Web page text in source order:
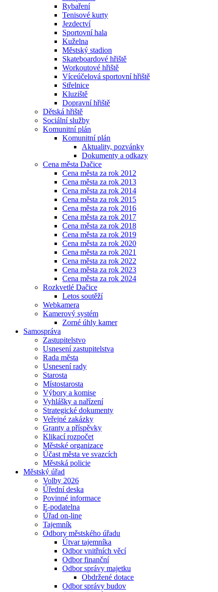
Rybaření
Tenisové kurty
Jezdectví
Sportovní hala
Kuželna
Městský stadion
Skateboardové hřiště
Workoutové hřiště
Víceúčelová sportovní hřiště
Střelnice
Kluziště
Dopravní hřiště
Dětská hřiště
Sociální služby
Komunitní plán
Komunitní plán
Aktuality, pozvánky
Dokumenty a odkazy
Cena města Dačice
Cena města za rok 2012
Cena města za rok 2013
Cena města za rok 2014
Cena města za rok 2015
Cena města za rok 2016
Cena města za rok 2017
Cena města za rok 2018
Cena města za rok 2019
Cena města za rok 2020
Cena města za rok 2021
Cena města za rok 2022
Cena města za rok 2023
Cena města za rok 2024
Rozkvetlé Dačice
Letos soutěží
Webkamera
Kamerový systém
Zorné úhly kamer
Samospráva
Zastupitelstvo
Usnesení zastupitelstva
Rada města
Usnesení rady
Starosta
Místostarosta
Výbory a komise
Vyhlášky a nařízení
Strategické dokumenty
Veřejné zakázky
Granty a příspěvky
Klikací rozpočet
Městské organizace
Účast města ve svazcích
Městská policie
Městský úřad
Volby 2026
Úřední deska
Povinné informace
E-podatelna
Úřad on-line
Tajemník
Odbory městského úřadu
Útvar tajemníka
Odbor vnitřních věcí
Odbor finanční
Odbor správy majetku
Obdržené dotace
Odbor správy budov